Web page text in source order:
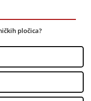
pločica?